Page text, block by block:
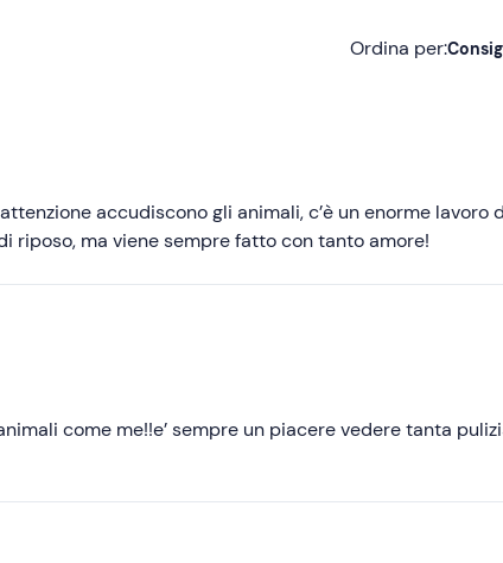
Ordina per:
Meno recenti
accudiscono gli animali, c’è un enorme lavoro
riposo, ma viene sempre fatto con tanto amore!
come me!!e’ sempre un piacere vedere tanta